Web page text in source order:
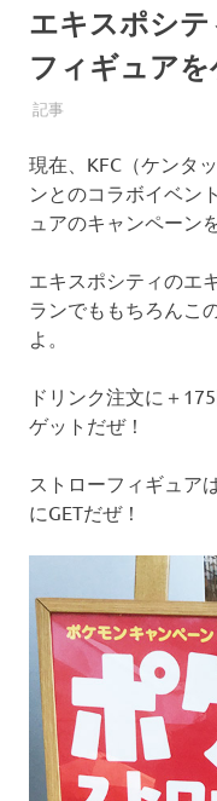
情
や
コ
の
投
稿
確
認
が
で
る
サ
ト
す
。
さ
ま
の
口
コ
ミ
を
エキスポシ
フィギュアを
2016年3月19日
EXPO-ADMIN
記事
現在、KFC（ケンタ
ンとのコラボイベン
ュアのキャンペーン
エキスポシティのエ
ランでももちろんこ
よ。
ドリンク注文に＋
ゲットだぜ！
ストローフィギュア
にGETだぜ！